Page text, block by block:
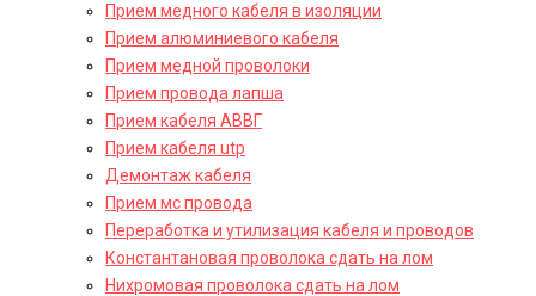
Прием медного кабеля в изоляции
Прием алюминиевого кабеля
Прием медной проволоки
Прием провода лапша
Прием кабеля АВВГ
Прием кабеля utp
Демонтаж кабеля
Прием мс провода
Переработка и утилизация кабеля и проводов
Константановая проволока сдать на лом
Нихромовая проволока сдать на лом